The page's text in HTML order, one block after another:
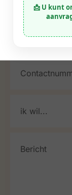
📩 U kunt